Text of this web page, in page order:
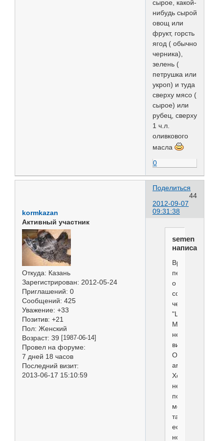
сырое, какой-
нибудь сырой
овощ или
фрукт, горсть
ягод ( обычно
черника),
зелень (
петрушка или
укроп) и туда
сверху мясо (
сырое) или
рубец, сверху
1 ч.л.
оливкового
масла
0
Поделиться
44
2012-09-07
09:31:38
kormkazan
Активный участник
Откуда: Казань
Зарегистрирован: 2012-05-24
Приглашений: 0
Сообщений: 425
Уважение: +33
Позитив: +21
Пол: Женский
Возраст: 39 [1987-06-14]
Провел на форуме:
7 дней 18 часов
Последний визит:
2013-06-17 15:10:59
semen
написал(а):
Вреднее
передачи
о
собаках,
чем
"Цезарь
Милано",
не
видел(ИМХО)!
Очень
Хотя
некоторые
полезные
моменты
там
есть,
но